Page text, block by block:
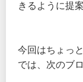
きるように提
今回はちょっ
では、次のブ